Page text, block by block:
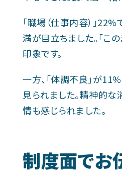
「職場（仕事内容）」
満が目立ちました。「こ
印象です。
一方、「体調不良」が
見られました。精神的
情も感じられました。
制度面でお